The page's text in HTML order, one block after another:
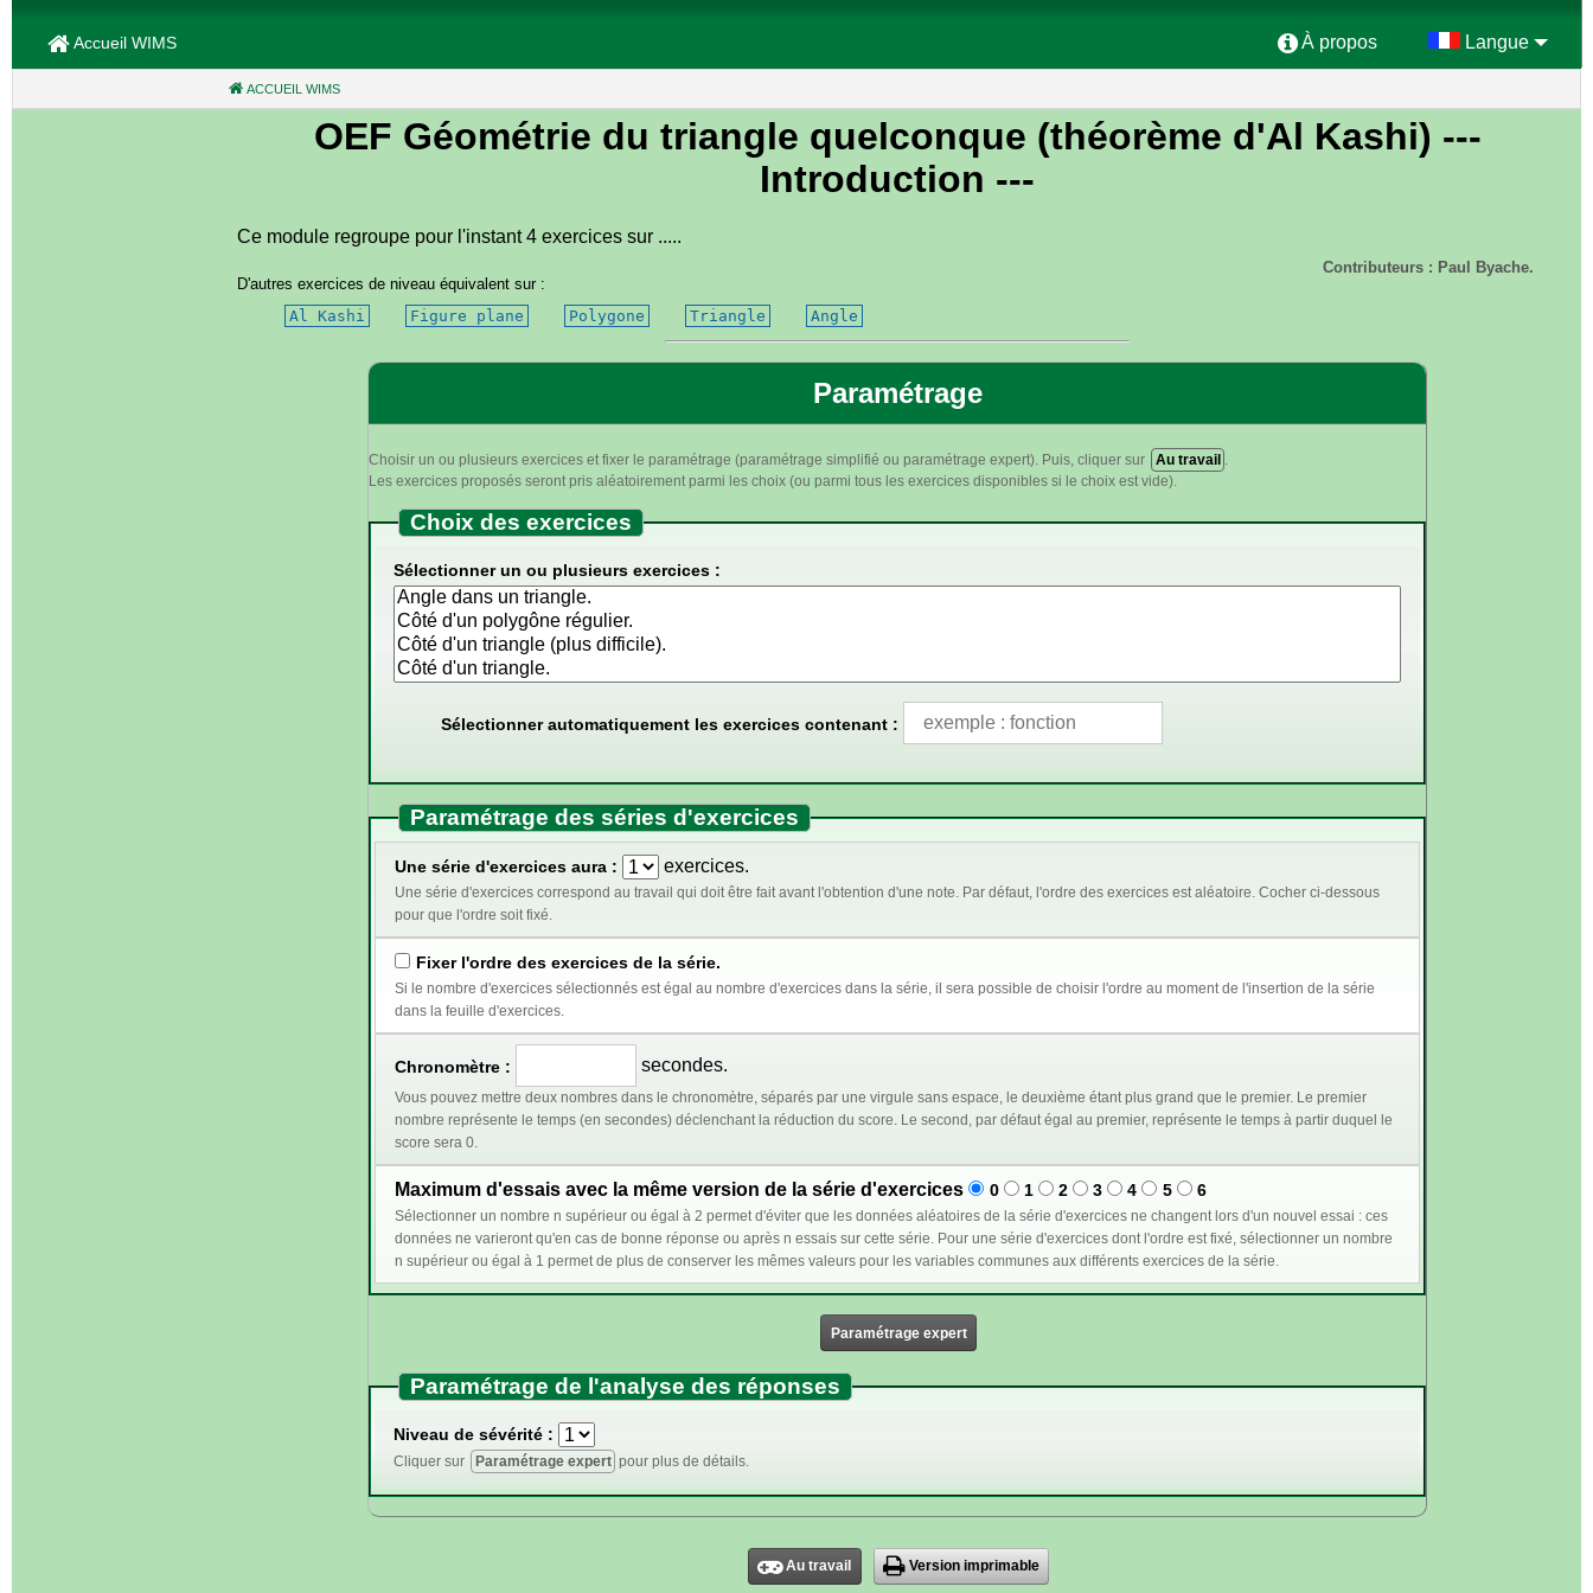
Accueil WIMS À propos Langue
ACCUEIL WIMS
OEF Géométrie du triangle quelconque (théorème d'Al Kashi) ---
Introduction ---
Ce module regroupe pour l'instant 4 exercices sur .....
Contributeurs : Paul Byache.
D'autres exercices de niveau équivalent sur :
Al Kashi
Figure plane Polygone Triangle Angle
Paramétrage
Choisir un ou plusieurs exercices et fixer le paramétrage (paramétrage simplifié ou paramétrage expert). Puis, cliquer sur Au travail
Les exercices proposés seront pris aléatoirement parmi les choix (ou parmi tous les exercices disponibles si le choix est vide).
Choix des exercices
Sélectionner un ou plusieurs exercices :
Sélectionner automatiquement les exercices contenant :
Paramétrage des séries d'exercices
Une série d'exercices aura : exercices.
Une série d'exercices correspond au travail qui doit être fait avant l'obtention d'une note. Par défaut, l'ordre des exercices est aléatoire. Cocher ci-dessous
pour que l'ordre soit fixé.
Fixer l'ordre des exercices de la série.
Si le nombre d'exercices sélectionnés est égal au nombre d'exercices dans la série, il sera possible de choisir l'ordre au moment de l'insertion de la série
dans la feuille d'exercices.
Chronomètre : secondes.
Vous pouvez mettre deux nombres dans le chronomètre, séparés par une virgule sans espace, le deuxième étant plus grand que le premier. Le premier
nombre représente le temps (en secondes) déclenchant la réduction du score. Le second, par défaut égal au premier, représente le temps à partir duquel le
score sera 0.
Maximum d'essais avec la même version de la série d'exercices 0 1 2 3 4 5 6
Sélectionner un nombre n supérieur ou égal à 2 permet d'éviter que les données aléatoires de la série d'exercices ne changent lors d'un nouvel essai : ces
données ne varieront qu'en cas de bonne réponse ou après n essais sur cette série. Pour une série d'exercices dont l'ordre est fixé, sélectionner un nombre
n supérieur ou égal à 1 permet de plus de conserver les mêmes valeurs pour les variables communes aux différents exercices de la série.
Paramétrage expert
Paramétrage de l'analyse des réponses
Niveau de sévérité :
Cliquer sur Paramétrage expert pour plus de détails.
Au travail Version imprimable